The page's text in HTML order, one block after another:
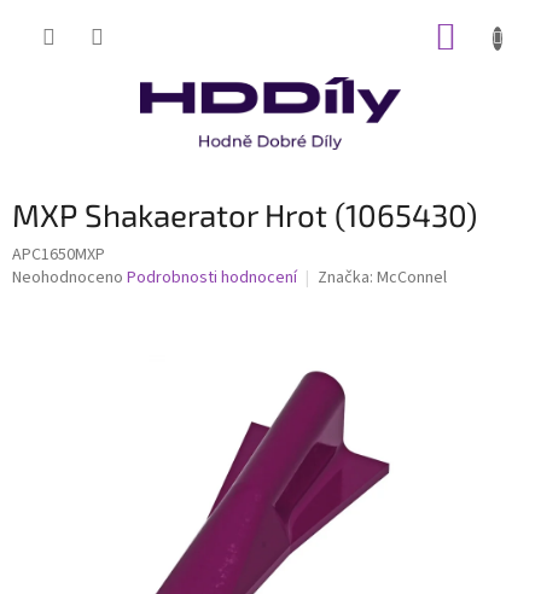
MXP Shakaerator Hrot (1065430)
APC1650MXP
Průměrné
Neohodnoceno Podrobnosti hodnocení Značka: McConnel